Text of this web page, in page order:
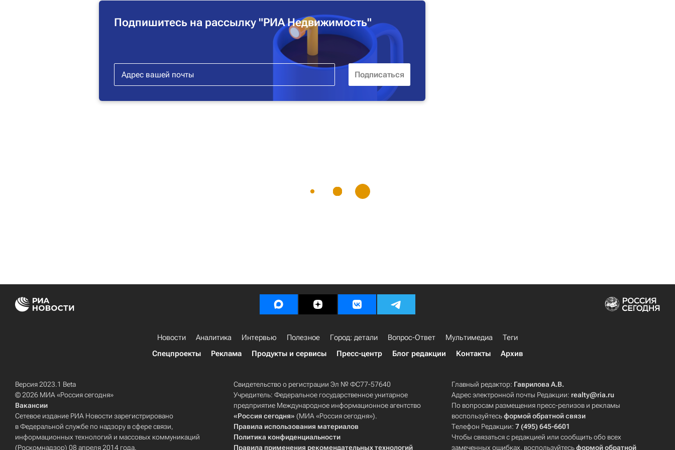
Подпишитесь на рассылку "РИА Недвижимость"
Новости Аналитика Интервью Полезное Город: детали Вопрос-Ответ Мультимедиа
Теги
Спецпроекты
Реклама Продукты и сервисы Пресс-центр Блог редакции Контакты Архив
Версия 2023.1 Beta
© 2026 МИА «Россия сегодня»
Вакансии
Сетевое издание РИА Новости зарегистрировано
в Федеральной службе по надзору в сфере связи,
информационных технологий и массовых коммуникаций
(Роскомнадзор) 08 апреля 2014 года.
Свидетельство о регистрации Эл № ФС77-57640
Учредитель: Федеральное государственное унитарное
предприятие Международное информационное агентство
«Россия сегодня» (МИА «Россия сегодня»).
Правила использования материалов
Политика конфиденциальности
Правила применения рекомендательных технологий
Главный редактор: Гаврилова А.В.
Адрес электронной почты Редакции: realty@ria.ru
По вопросам размещения пресс-релизов и рекламы
воспользуйтесьформой обратной связи
Телефон Редакции:7 (495) 645-6601
Чтобы связаться с редакцией или сообщить обо всех
замеченных ошибках, воспользуйтесьформой обратной